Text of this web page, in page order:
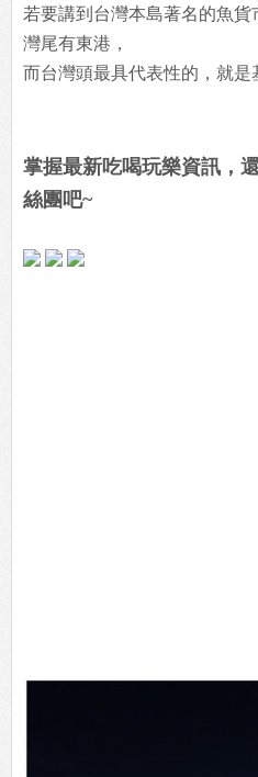
若要講到台灣本島著名的魚
灣尾有東港，
而台灣頭最具代表性的，就是
掌握最新吃喝玩樂資訊，
絲團吧~